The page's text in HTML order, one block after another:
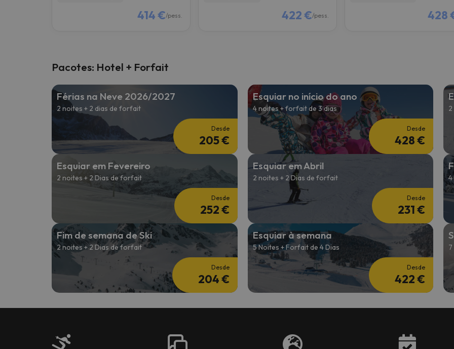
414 €/pess. 422 €/pess. 428
Pacotes: Hotel + Forfait
Férias na Neve 2026/2027
2 noites + 2 dias de forfait
Desde
205 €
Esquiar no início do ano
4 noites + forfait de 3 dias
Desde
428 €
Esquiar em Fevereiro
2 noites + 2 Dias de forfait
Desde
252 €
Esquiar em Abril
2 noites + 2 Dias de forfait
Desde
231 €
Fim de semana de Ski
2 noites + 2 Dias de forfait
Desde
204 €
Esquiar à semana
5 Noites + Forfait de 4 Dias
Desde
422 €